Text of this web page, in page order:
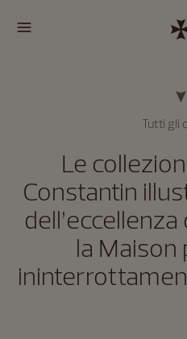
Tutti gli
Le
Constantin
la